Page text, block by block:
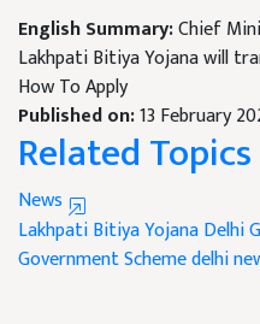
English Summary:Chief
Lakhpati Bitiya Yojana will
How To Apply
Published on:13 February
Related Topics
News
Lakhpati Bitiya YojanaDelhi
Government Schemedelhi